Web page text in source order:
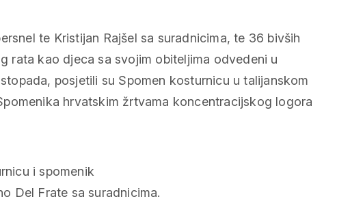
i spomenik
Del Frate sa suradnicima.